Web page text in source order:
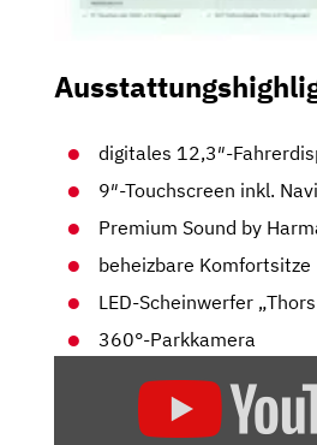
digitales 12,3″-
9″-Touchscreen inkl.
Premium Sound by
beheizbare Komfortsitze
LED-Scheinwerfer
360°-Parkkamera
RECHARGE: